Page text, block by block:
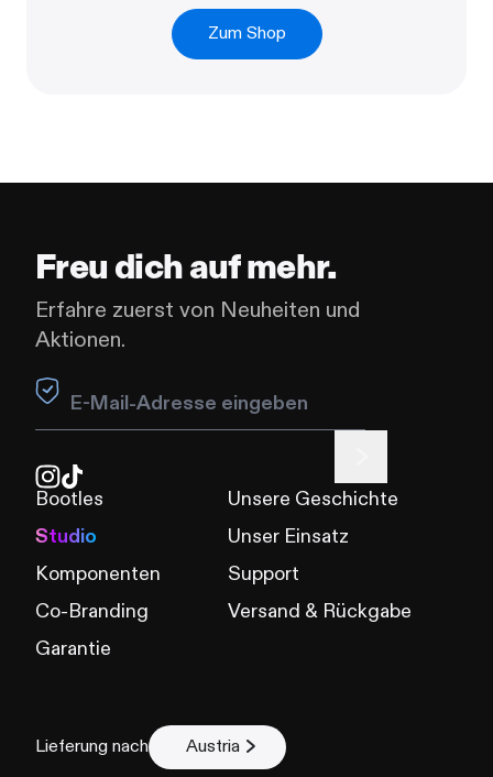
Zum Shop
Freu dich auf mehr.
Erfahre zuerst von Neuheiten und
Aktionen.
Leave this field blank
Bootles
Studio
Komponenten
Co-Branding
Garantie
Unsere Geschichte
Unser Einsatz
Support
Versand & Rückgabe
Lieferung nach Austria